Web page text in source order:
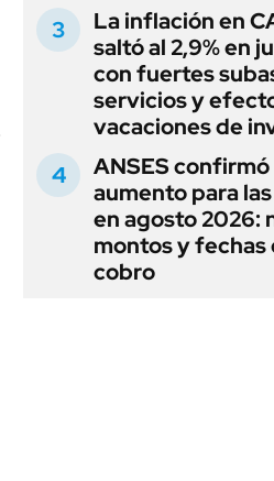
La inflación en
saltó al 2,9% en
con fuertes
servicios y
vacaciones de
ANSES confirmó
aumento para
en agosto 2026:
montos y fechas
cobro